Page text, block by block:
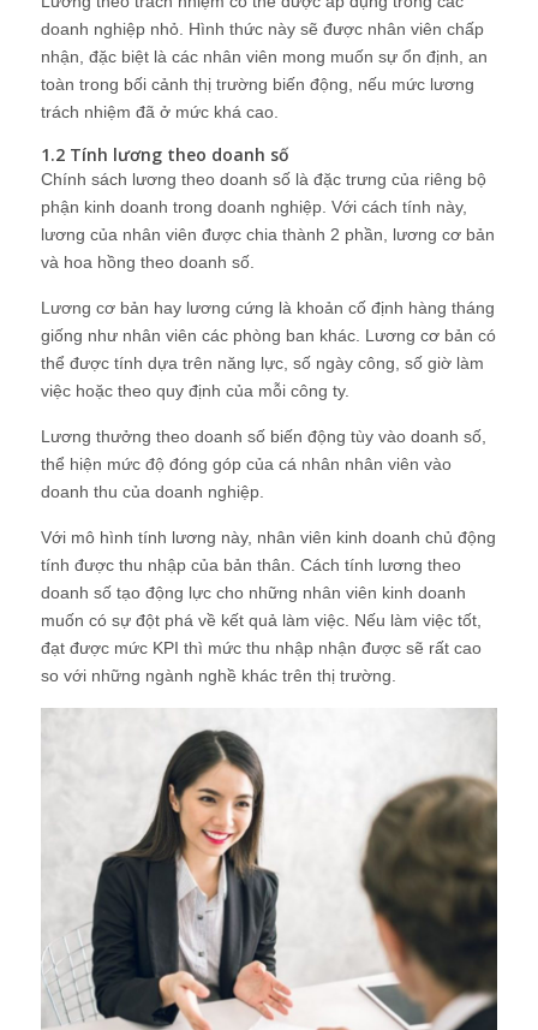
doanh nghiệp nhỏ. Hình thức này sẽ được nhân viên chấp
nhận, đặc biệt là các nhân viên mong muốn sự ổn định, an
toàn trong bối cảnh thị trường biến động, nếu mức lương
trách nhiệm đã ở mức khá cao.
1.2 Tính lương theo doanh số
Chính sách lương theo doanh số là đặc trưng của riêng bộ
phận kinh doanh trong doanh nghiệp. Với cách tính này,
lương của nhân viên được chia thành 2 phần, lương cơ bản
và hoa hồng theo doanh số.
Lương cơ bản hay lương cứng là khoản cố định hàng tháng
giống như nhân viên các phòng ban khác. Lương cơ bản có
thể được tính dựa trên năng lực, số ngày công, số giờ làm
việc hoặc theo quy định của mỗi công ty.
Lương thưởng theo doanh số biến động tùy vào doanh số,
thể hiện mức độ đóng góp của cá nhân nhân viên vào
doanh thu của doanh nghiệp.
Với mô hình tính lương này, nhân viên kinh doanh chủ động
tính được thu nhập của bản thân. Cách tính lương theo
doanh số tạo động lực cho những nhân viên kinh doanh
muốn có sự đột phá về kết quả làm việc. Nếu làm việc tốt,
đạt được mức KPI thì mức thu nhập nhận được sẽ rất cao
so với những ngành nghề khác trên thị trường.